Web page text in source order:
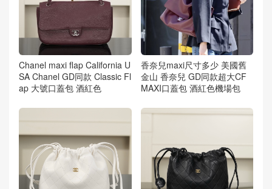
Chanel maxi flap California U
SA Chanel GD同款 Classic Fl
ap 大號口蓋包 酒紅色
香奈兒maxi尺寸多少 美國舊
金山 香奈兒 GD同款超大CF
MAXI口蓋包 酒紅色機場包